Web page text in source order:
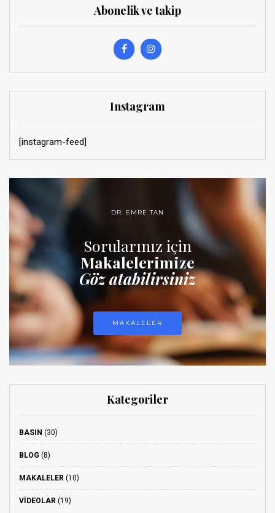
Abonelik ve takip
Instagram
[instagram-feed]
DR. EMRE TAN
Sorularınız için
Makalelerimize
Göz atabilirsiniz
MAKALELER
Kategoriler
BASIN (30)
BLOG (8)
MAKALELER (10)
VIDEOLAR (19)